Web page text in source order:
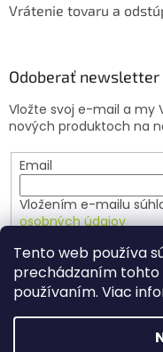
Tento web používa
prechádzaním tohto
používaním. Viac
Vrátenie tovaru a
Odoberať newsletter
Vložte svoj e-mail a my
nových produktoch na
Email
Vložením e-mailu
osobných údajov
PRIHLÁSIŤ SA